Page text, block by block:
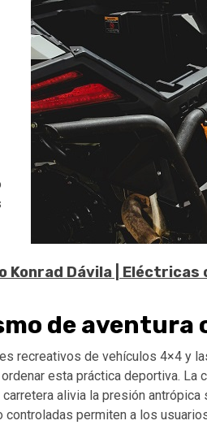
Dávila | Eléctricas
de aventura
recreativos de vehículos 4×4 y
esta práctica deportiva. La
alivia la presión
permiten a los